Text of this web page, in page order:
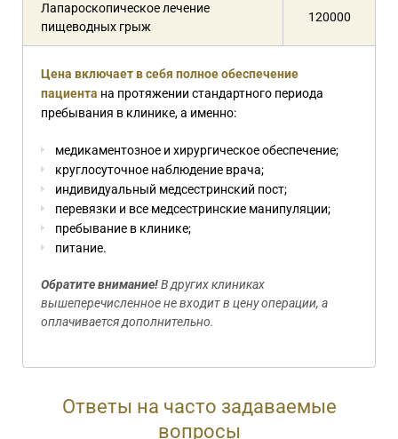
Лапароскопическое лечение
пищеводных грыж
120000
Цена включает в себя полное обеспечение
пациента на протяжении стандартного периода
пребывания в клинике, а именно:
медикаментозное и хирургическое обеспечение;
круглосуточное наблюдение врача;
индивидуальный медсестринский пост;
перевязки и все медсестринские манипуляции;
пребывание в клинике;
питание.
Обратите внимание!В других клиниках
вышеперечисленное не входит в цену операции, а
оплачивается дополнительно.
Ответы на часто задаваемые
вопросы